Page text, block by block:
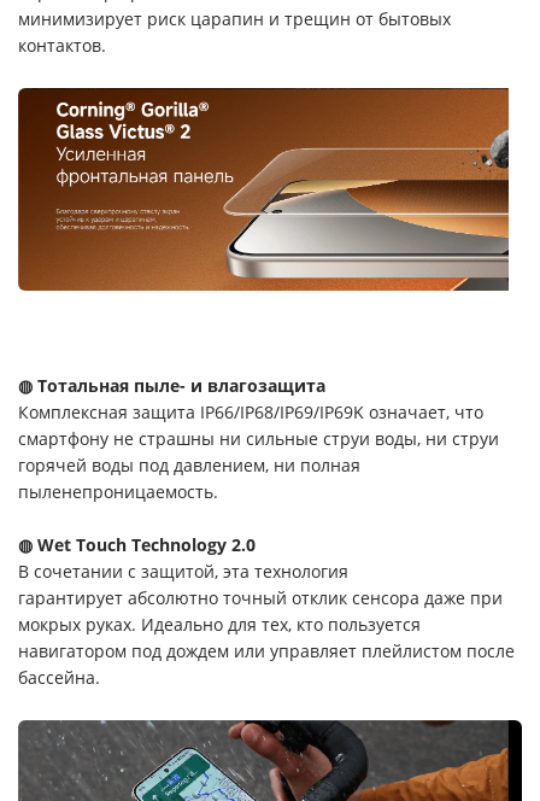
минимизирует риск царапин и трещин от бытовых
контактов.
◍ Тотальная пыле- и влагозащита
Комплексная защита IP66/IP68/IP69/IP69K означает, что
смартфону не страшны ни сильные струи воды, ни струи
горячей воды под давлением, ни полная
пыленепроницаемость.
◍ Wet Touch Technology 2.0
В сочетании с защитой, эта технология
гарантирует абсолютно точный отклик сенсора даже при
мокрых руках. Идеально для тех, кто пользуется
навигатором под дождем или управляет плейлистом после
бассейна.